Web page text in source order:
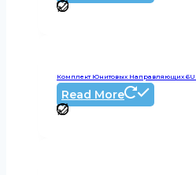
Комплект Юнитовых Направляющих 6U
Read More